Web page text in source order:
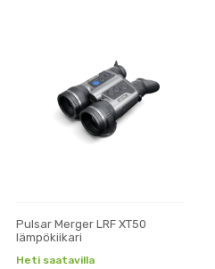
Pulsar Merger LRF XT50
lämpökiikari
Heti saatavilla